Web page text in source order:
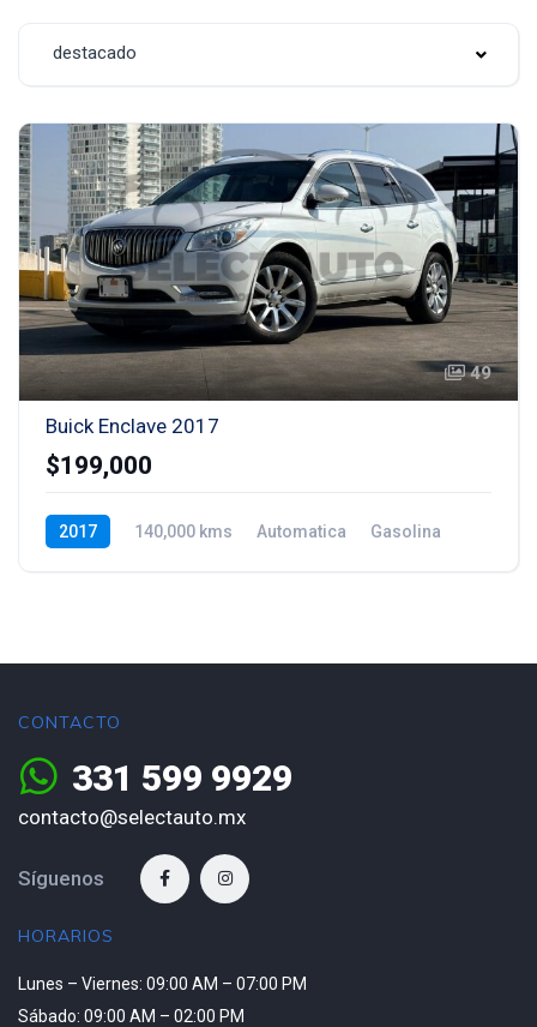
destacado
49
Buick Enclave 2017
$199,000
2017 140,000 kms Automatica Gasolina
HORARIOS
Lunes – Viernes: 09:00 AM – 07:00 PM
Sábado: 09:00 AM – 02:00 PM
CONTACTO
331 599 9929
contacto@selectauto.mx
Síguenos